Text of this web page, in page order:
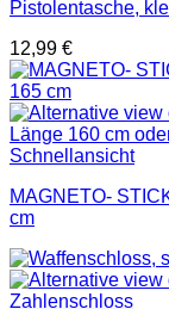
Pistolentasche,
12,99 €
Schnellansicht
MAGNETO-
cm